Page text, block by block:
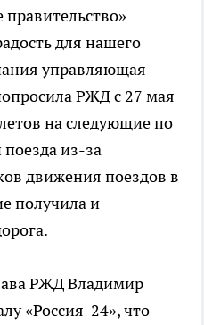
для нашего
управляющая
РЖД с 27 мая
на следующие по
из-за
движения поездов в
получила и
РЖД Владимир
«Россия-24», что